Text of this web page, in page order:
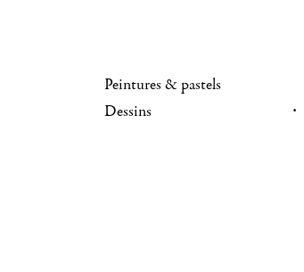
Peintures & pastels
Dessins